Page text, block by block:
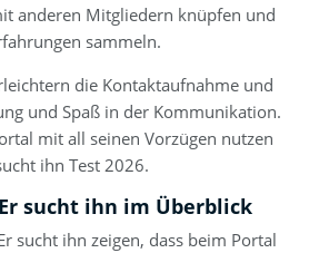
anderen Mitgliedern knüpfen und
sammeln.
die Kontaktaufnahme und
und Spaß in der Kommunikation.
mit all seinen Vorzügen nutzen
ihn Test 2026.
sucht ihn im Überblick
sucht ihn zeigen, dass beim Portal